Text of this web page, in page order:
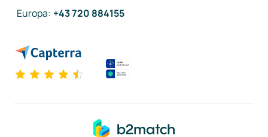
Europa: +43 720 884155